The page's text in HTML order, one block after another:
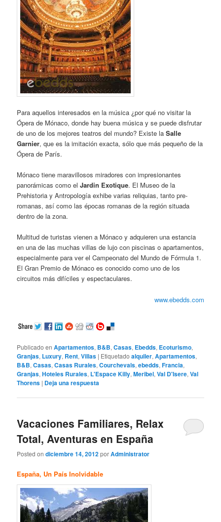
Para aquellos interesados ​​en la música ¿por qué no visitar la
Ópera de Mónaco, donde hay buena música y se puede disfrutar
de uno de los mejores teatros del mundo? Existe laSalle
Garnier, que es la imitación exacta, sólo que más pequeño de la
Ópera de París.
Mónaco tiene maravillosos miradores con impresionantes
panorámicas como elJardin Exotique. El Museo de la
Prehistoria y Antropología exhibe varias reliquias, tanto pre-
romanas, así como las épocas romanas de la región situada
dentro de la zona.
Multitud de turistas vienen a Mónaco y adquieren una estancia
en una de las muchas villas de lujo con piscinas o apartamentos,
especialmente para ver el Campeonato del Mundo de Fórmula 1.
El Gran Premio de Mónaco es conocido como uno de los
circuitos más difíciles y espectaculares.
www.ebedds.com
Publicado en Apartamentos, B&B,Casas, Ebedds, Ecoturismo,
Granjas, Luxury, Rent,Villas | Etiquetado alquiler,Apartamentos,
B&B,Casas,Casas Rurales,Courchevals,ebedds,Francia,
Granjas,Hoteles Rurales, L'Espace Killy,Meribel,Val D'Isere,Val
Thorens | Deja una respuesta
Vacaciones Familiares, Relax
Total, Aventuras en España
Posted ondiciembre 14, 2012porAdministrator
España, Un País Inolvidable